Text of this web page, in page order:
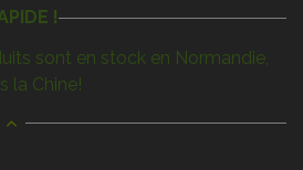
!
sont en stock en Normandie,
la Chine!